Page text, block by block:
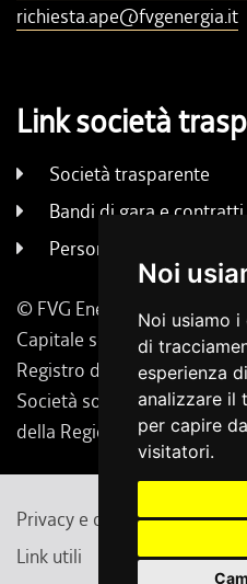
Noi
Noi usiamo
di
esperienza
analizzare il
per capire
visitatori.
richiesta.ape@fvgenergia.it
Link società
Società trasparente
Bandi di gara e contratti
Persone e uffici
© FVG Energia S.p.A. - Tutti
Capitale sociale 130.000 €
Registro delle Imprese di
Società soggetta a
della Regione Friuli Venezia
Privacy e cambio
Link utili
Contatti